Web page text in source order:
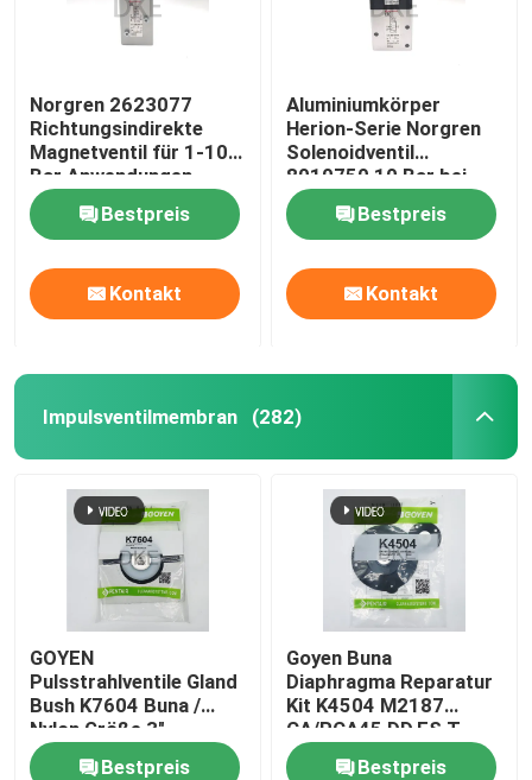
Norgren 2623077
Richtungsindirekte
Magnetventil für 1-10
Bar Anwendungen
Feststrom
Bestpreis
Kontakt
Aluminiumkörper
Herion-Serie Norgren
Solenoidventil
8010750 10 Bar bei
-10-50 °C
Bestpreis
Kontakt
Impulsventilmembran (282)
GOYEN
Pulsstrahlventile Gland
Bush K7604 Buna /
Nylon Größe 3"
CA/RCA76 MM,T
Bestpreis
Goyen Buna
Diaphragma Reparatur
Kit K4504 M2187
CA/RCA45 DD,FS,T
Serie, 1 1/2 Größe
Bestpreis